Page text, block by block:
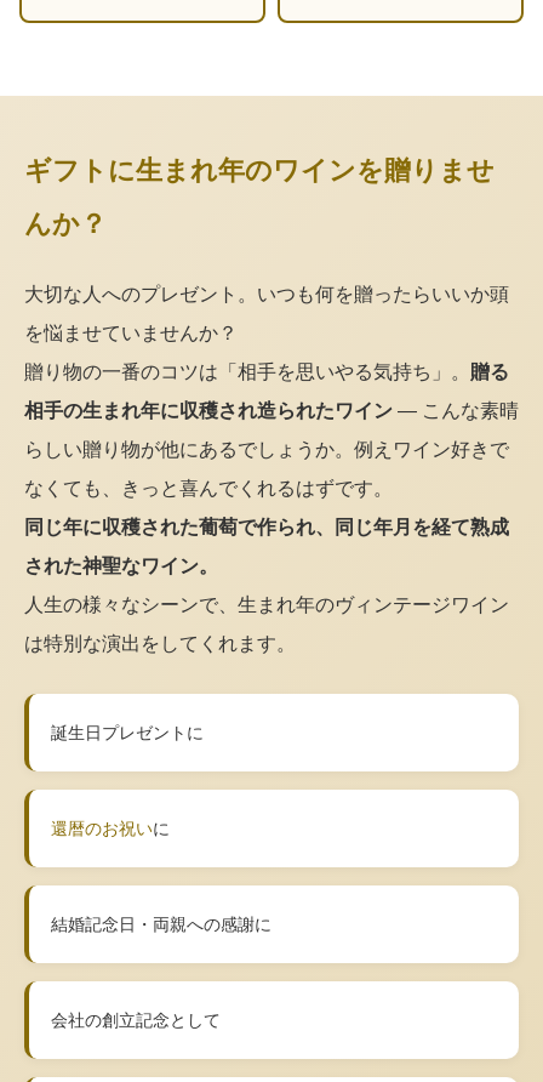
ギフトに生まれ年のワインを贈りませ
んか？
大切な人へのプレゼント。いつも何を贈ったらいいか頭
を悩ませていませんか？
贈り物の一番のコツは「相手を思いやる気持ち」。 贈る
相手の生まれ年に収穫され造られたワイン — こんな素晴
らしい贈り物が他にあるでしょうか。例えワイン好きで
なくても、きっと喜んでくれるはずです。
同じ年に収穫された葡萄で作られ、同じ年月を経て熟成
された神聖なワイン。
人生の様々なシーンで、生まれ年のヴィンテージワイン
は特別な演出をしてくれます。
誕生日プレゼントに
還暦のお祝いに
結婚記念日・両親への感謝に
会社の創立記念として